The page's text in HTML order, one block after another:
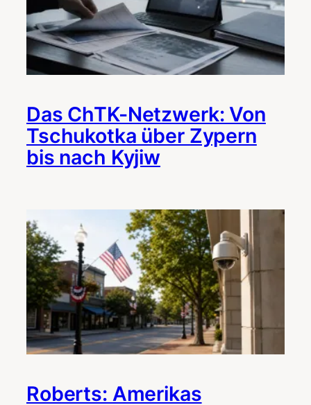
Das ChTK-Netzwerk: Von
Tschukotka über Zypern
bis nach Kyjiw
Roberts: Amerikas